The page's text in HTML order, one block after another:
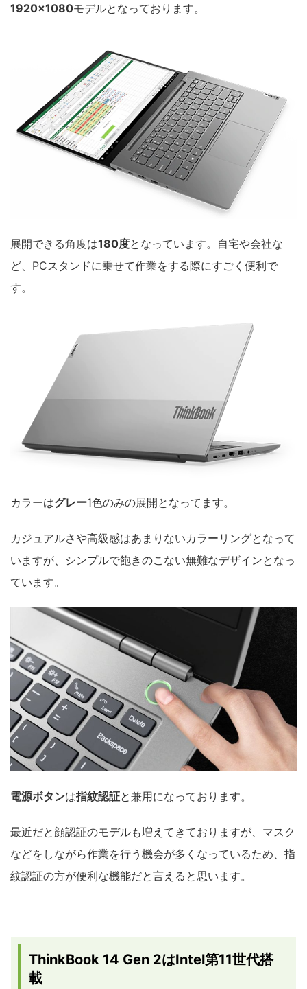
1920×1080モデルとなっております。
展開できる角度は180度となっています。自宅や会社な
ど、PCスタンドに乗せて作業をする際にすごく便利で
す。
カラーはグレー1色のみの展開となってます。
カジュアルさや高級感はあまりないカラーリングとなって
いますが、シンプルで飽きのこない無難なデザインとなっ
ています。
電源ボタンは指紋認証と兼用になっております。
最近だと顔認証のモデルも増えてきておりますが、マスク
などをしながら作業を行う機会が多くなっているため、指
紋認証の方が便利な機能だと言えると思います。
ThinkBook 14 Gen 2はIntel第11世代搭
載